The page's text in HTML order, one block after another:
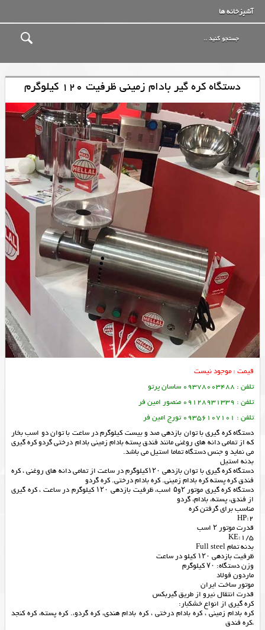
آشپزخانه ها
دستگاه کره گیر بادام زمینی ظرفیت 120 کیلوگرم
قیمت : موجود نیست
تلفن : 09378003488 ساسان پرتو
تلفن : 09128931339 منصور امین فر
تلفن : 09356107101 تورج امین فر
دستگاه کره گیری با توان بازدهی صد و بیست کیلوگرم در ساعت با توان دو اسب بخار
که از تمامی دانه های روغنی مانند فندق پسته بادام زمینی بادام درختی گردو کره گیری
می نماید و جنس دستگاه تماما استیل می باشد.
بدنه استیل
دستگاه کره گیری با توان بازدهی ۱۲۰کیلوگرم در ساعت از تمامی دانه های روغنی ، کره
فندق کره پسته کره بادام زمینی. کره بادام درختی. کره گردو
دستگاه کره گیری موتور ۲و۵ اسب، ظرفیت بازدهی ۱۲۰ کیلوگرم در ساعت ، کره گیری
از فندق، پسته، بادام، گردو
مناسب برای گرفتن کره
HP:2
قدرت موتور ۲ اسب
KE:1/5
بدنه تمام Full steel
ظرفیت بازدهی ۱۲۰ کیلو در ساعت
وزن دستگاه: ۷۰ کیلوگرم
ماردون فولاد
موتور ساخت ایران
قدرت انتقال نیرو از طریق گیربکس
کره گیری از انواع خشکبار:
کره بادام زمینی ، کره بادام درختی ، کره بادام هندی، کره گردو،. کره پسته، کره کنجد
،کره فندق